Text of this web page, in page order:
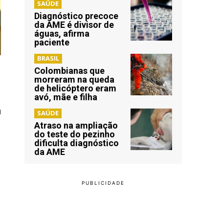
SAÚDE
Diagnóstico precoce
da AME é divisor de
águas, afirma
paciente
BRASIL
Colombianas que
morreram na queda
de helicóptero eram
avó, mãe e filha
SAÚDE
Atraso na ampliação
do teste do pezinho
dificulta diagnóstico
da AME